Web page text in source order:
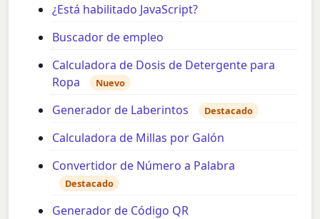
¿Está habilitado JavaScript?
Buscador de empleo
Calculadora de Dosis de Detergente para
Ropa
Nuevo
Generador de Laberintos Destacado
Calculadora de Millas por Galón
Convertidor de Número a Palabra
Destacado
Generador de Código QR